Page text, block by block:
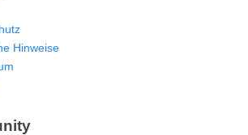
Hinweise